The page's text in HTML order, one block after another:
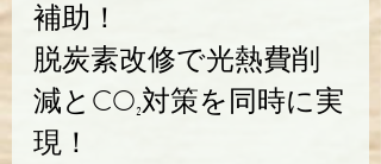
補助！
脱炭素改修で光熱費削
減とCO₂対策を同時に実
現！